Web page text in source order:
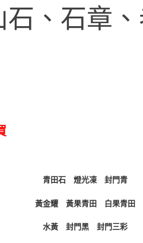
、石章
青田石 燈光凍 封門青
黃金耀 黃果青田 白果青田
水黃 封門黑 封門三彩